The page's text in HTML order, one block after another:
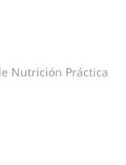
Nutrición Práctica